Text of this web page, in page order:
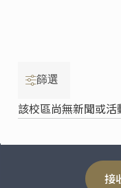
篩選
該校區尚無新聞或活
接